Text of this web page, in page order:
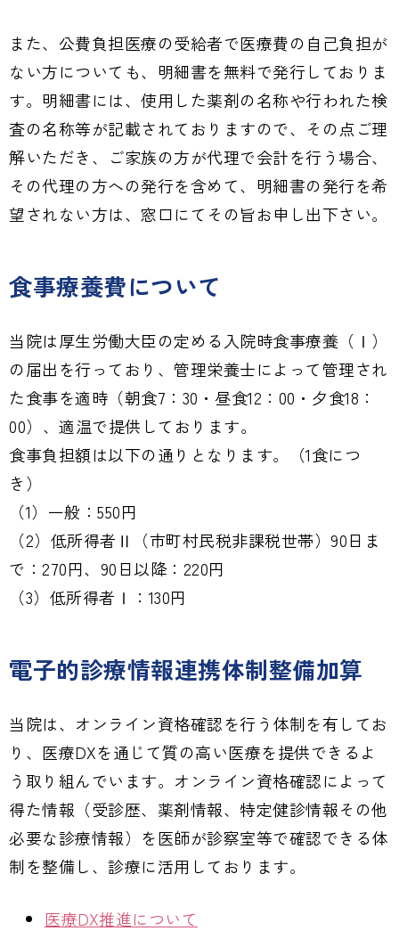
また、公費負担医療の受給者で医療費の自己負担が
ない方についても、明細書を無料で発行しておりま
す。明細書には、使用した薬剤の名称や行われた検
査の名称等が記載されておりますので、その点ご理
解いただき、ご家族の方が代理で会計を行う場合、
その代理の方への発行を含めて、明細書の発行を希
望されない方は、窓口にてその旨お申し出下さい。
食事療養費について
当院は厚生労働大臣の定める入院時食事療養（Ⅰ）
の届出を行っており、管理栄養士によって管理され
た食事を適時（朝食7：30・昼食12：00・夕食18：
00）、適温で提供しております。
食事負担額は以下の通りとなります。（1食につ
き）
（1）一般：550円
（2）低所得者Ⅱ（市町村民税非課税世帯）90日ま
で：270円、90日以降：220円
（3）低所得者Ⅰ：130円
電子的診療情報連携体制整備加算
当院は、オンライン資格確認を行う体制を有してお
り、医療DXを通じて質の高い医療を提供できるよ
う取り組んでいます。オンライン資格確認によって
得た情報（受診歴、薬剤情報、特定健診情報その他
必要な診療情報）を医師が診察室等で確認できる体
制を整備し、診療に活用しております。
医療DX推進について